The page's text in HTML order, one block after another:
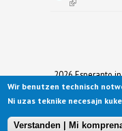
(link is
2026 Esperanto
Ported to Drupal
Original
Wir benutzen technisch
Ni uzas teknike necesajn
Verstanden | Mi